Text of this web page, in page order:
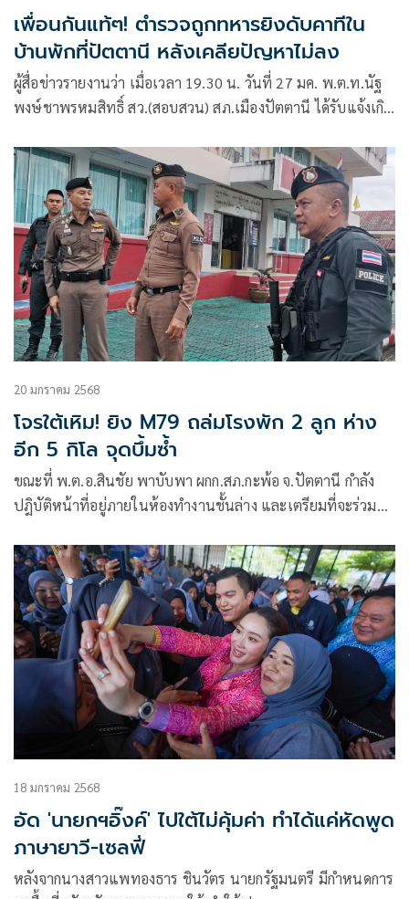
เพื่อนกันแท้ๆ! ตำรวจถูกทหารยิงดับคาทีใน
บ้านพักที่ปัตตานี หลังเคลียปัญหาไม่ลง
ผู้สื่อข่าวรายงานว่า เมื่อเวลา 19.30 น. วันที่ 27 มค. พ.ต.ท.นัฐ
พงษ์ชาพรหมสิทธิ์ สว.(สอบสวน) สภ.เมืองปัตตานี ได้รับแจ้งเกิด
20 มกราคม 2568
โจรใต้เหิม! ยิง M79 ถล่มโรงพัก 2 ลูก ห่าง
อีก 5 กิโล จุดบึ้มซ้ำ
ขณะที่ พ.ต.อ.สินชัย พาบับพา ผกก.สภ.กะพ้อ จ.ปัตตานี กำลัง
ปฎิบัติหน้าที่อยู่ภายในห้องทำงานชั้นล่าง และเตรียมที่จะร่วม
18 มกราคม 2568
อัด 'นายกฯอิ๊งค์' ไปใต้ไม่คุ้มค่า ทำได้แค่หัดพูด
ภาษายาวี-เซลฟี่
หลังจากนางสาวแพทองธาร ชินวัตร นายกรัฐมนตรี มีกำหนดการ